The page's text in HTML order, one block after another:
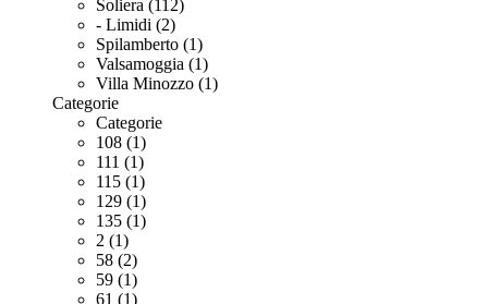
Soliera (112)
- Limidi (2)
Spilamberto (1)
Valsamoggia (1)
Villa Minozzo (1)
Categorie
Categorie
108 (1)
111 (1)
115 (1)
129 (1)
135 (1)
2 (1)
58 (2)
59 (1)
61 (1)